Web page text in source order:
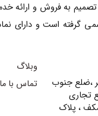
و از سال 1398 تصمیم به فروش و
است و دارای نماد
،ضلع جنوب
تجاری
، پلاک
وبلاگ
تماس با ما